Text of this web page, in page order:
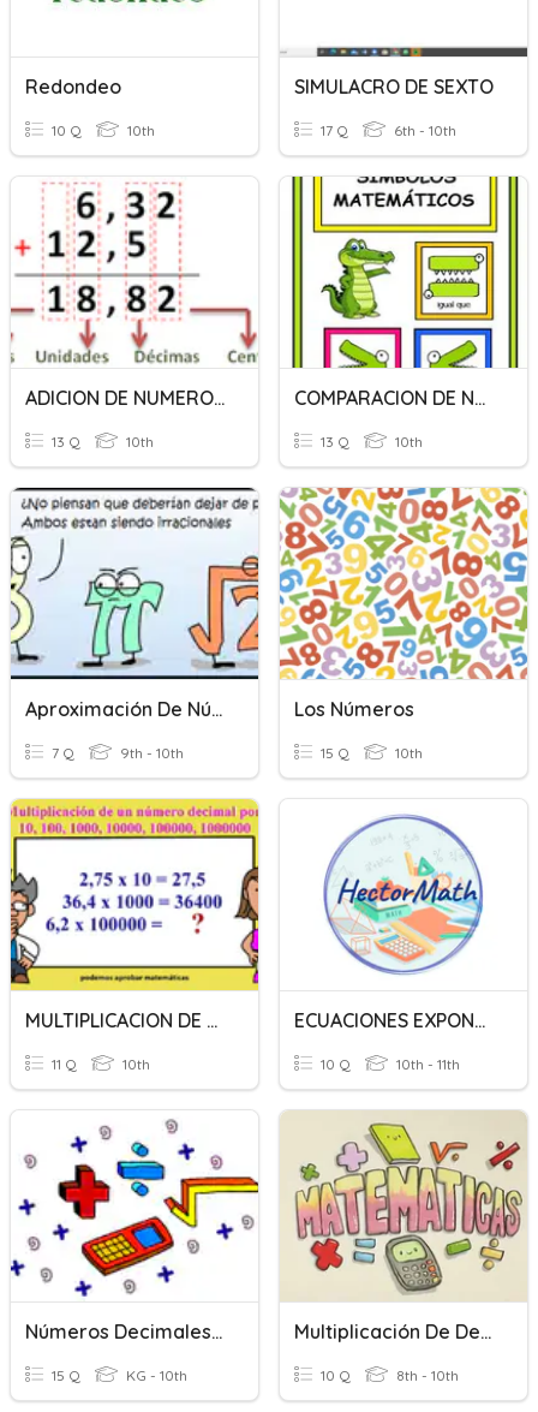
Redondeo
10 Q 10th
SIMULACRO DE SEXTO
17 Q 6th - 10th
ADICION DE NUMEROS DECIMALES
13 Q 10th
COMPARACION DE NUMEROS DECIMALES
13 Q 10th
Aproximación De Números Reales
7 Q 9th - 10th
Los Números
15 Q 10th
MULTIPLICACION DE DECIMALES POR 10,100,1000
11 Q 10th
ECUACIONES EXPONENCIALES, SISTEMAS DE ECUACIONES Y OTROS.
10 Q 10th - 11th
Números Decimales 4º De Primaria
15 Q KG - 10th
Multiplicación De Decimales
10 Q 8th - 10th